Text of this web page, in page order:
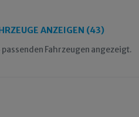
ANZEIGEN (43)
Fahrzeugen angezeigt.